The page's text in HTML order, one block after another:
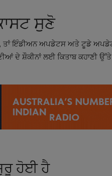
ਸੁਣੋ
ਤਾਂਇੰਡੀਅਨ ਅਪਡੇਟਸ ਅਤੇ ਟੂਡੇ
ਦੇ ਸ਼ੌਕੀਨਾਂ ਲਈ ਕਿਤਾਬ ਕਹਾਣੀ ਉੱਤੇ
ਹੋਈ ਹੈ